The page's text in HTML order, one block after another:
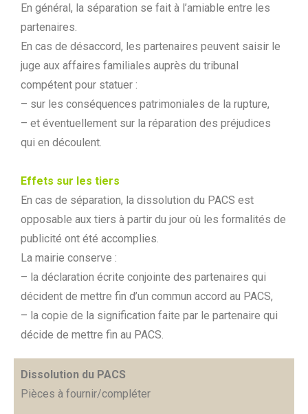
En général, la séparation se fait à l’amiable entre les
partenaires.
En cas de désaccord, les partenaires peuvent saisir le
juge aux affaires familiales auprès du tribunal
compétent pour statuer :
– sur les conséquences patrimoniales de la rupture,
– et éventuellement sur la réparation des préjudices
qui en découlent.
Effets sur les tiers
En cas de séparation, la dissolution du PACS est
opposable aux tiers à partir du jour où les formalités de
publicité ont été accomplies.
La mairie conserve :
– la déclaration écrite conjointe des partenaires qui
décident de mettre fin d’un commun accord au PACS,
– la copie de la signification faite par le partenaire qui
décide de mettre fin au PACS.
Dissolution du PACS
Pièces à fournir/compléter